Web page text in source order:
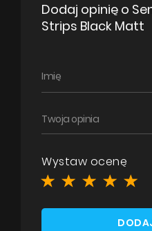
Dodaj opinię o
Strips Black Matt
Wystaw ocenę